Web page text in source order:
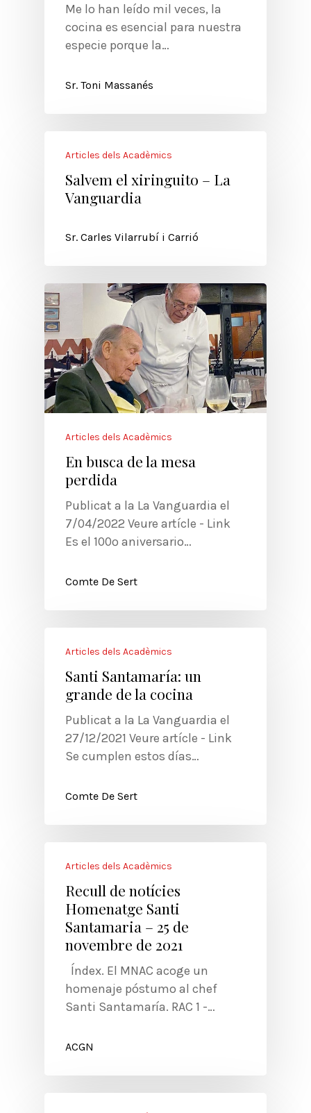
Me lo han leído mil veces, la
cocina es esencial para nuestra
especie porque la…
Sr. Toni Massanés
Articles dels Acadèmics
Salvem el xiringuito – La
Vanguardia
Sr. Carles Vilarrubí i Carrió
Articles dels Acadèmics
En busca de la mesa
perdida
Publicat a la La Vanguardia el
7/04/2022 Veure artícle - Link
Es el 100º aniversario…
Comte De Sert
Articles dels Acadèmics
Santi Santamaría: un
grande de la cocina
Publicat a la La Vanguardia el
27/12/2021 Veure artícle - Link
Se cumplen estos días…
Comte De Sert
Articles dels Acadèmics
Recull de notícies
Homenatge Santi
Santamaria – 25 de
novembre de 2021
Índex. El MNAC acoge un
homenaje póstumo al chef
Santi Santamaría. RAC 1 -…
ACGN